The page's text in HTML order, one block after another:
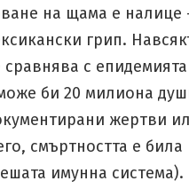
на щама е налице
грип.
с
би 20 милиона
жертви
смъртността е била
имунна